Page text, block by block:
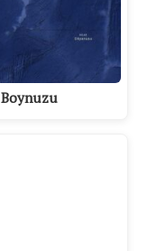
Boynuzu